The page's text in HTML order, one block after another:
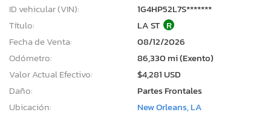
ID vehicular (VIN):
1G4HP52L7S*******
Título:
LA ST R
Fecha de Venta:
08/12/2026
Odómetro:
86,330 mi (Exento)
Valor Actual Efectivo:
$4,281 USD
Daño:
Partes Frontales
Ubicación:
New Orleans, LA